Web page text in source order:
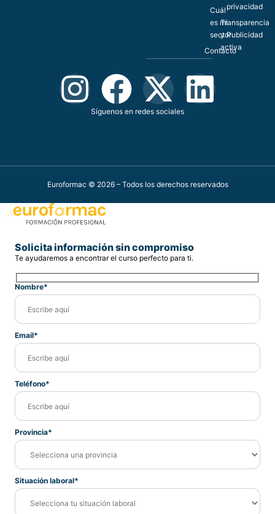
Cuál
es mi
sector
Contacto
privacidad
Transparencia
y Publicidad
activa
Síguenos en redes sociales
Euroformac © 2026 – Todos los derechos reservados
Solicita información sin compromiso
Te ayudaremos a encontrar el curso perfecto para ti.
Nombre*
Email*
Teléfono*
Provincia*
Situación laboral*